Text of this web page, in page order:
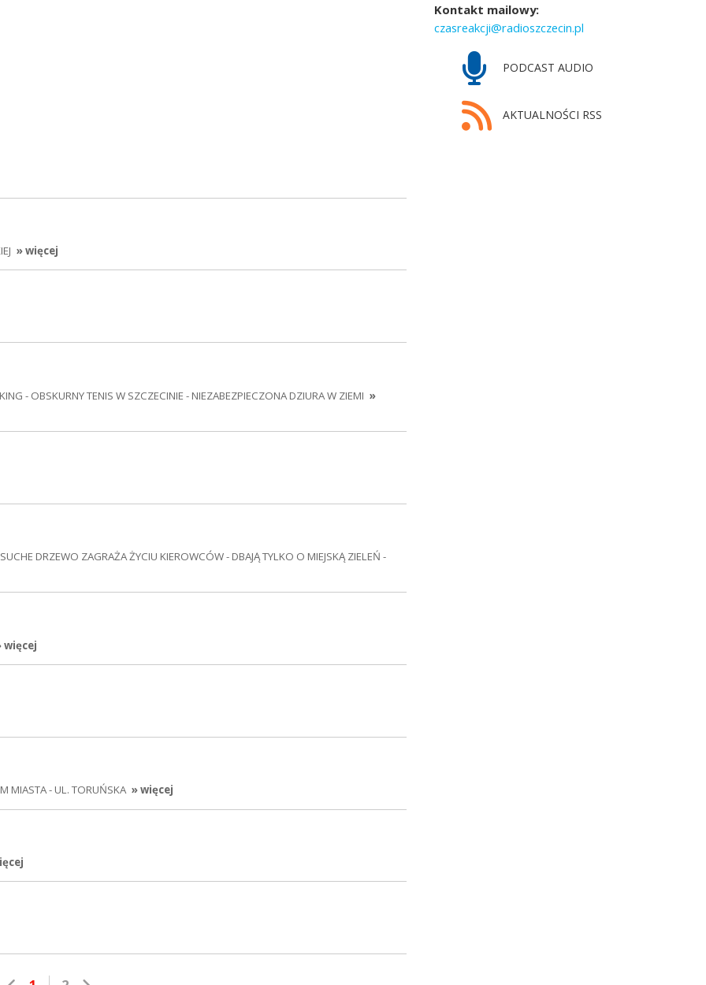
Kontakt mailowy:
czasreakcji@radioszczecin.pl
PODCAST AUDIO
AKTUALNOŚCI RSS
» więcej
- OBSKURNY TENIS W SZCZECINIE - NIEZABEZPIECZONA DZIURA W ZIEMI »
DRZEWO ZAGRAŻA ŻYCIU KIEROWCÓW - DBAJĄ TYLKO O MIEJSKĄ ZIELEŃ -
więcej
MIASTA - UL. TORUŃSKA » więcej